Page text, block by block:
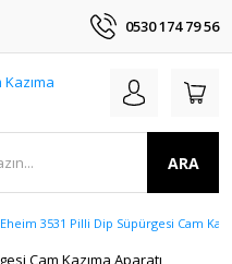
0530 174 79 56
ARA
Eheim 3531 Pilli Dip Süpürgesi Cam